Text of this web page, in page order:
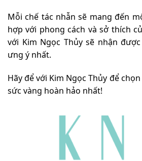
Mỗi chế tác nhẫn sẽ mang đến
hợp với phong cách và sở thích
với Kim Ngọc Thủy sẽ nhận
ưng ý nhất.
Hãy để với Kim Ngọc Thủy để
sức vàng hoàn hảo nhất!